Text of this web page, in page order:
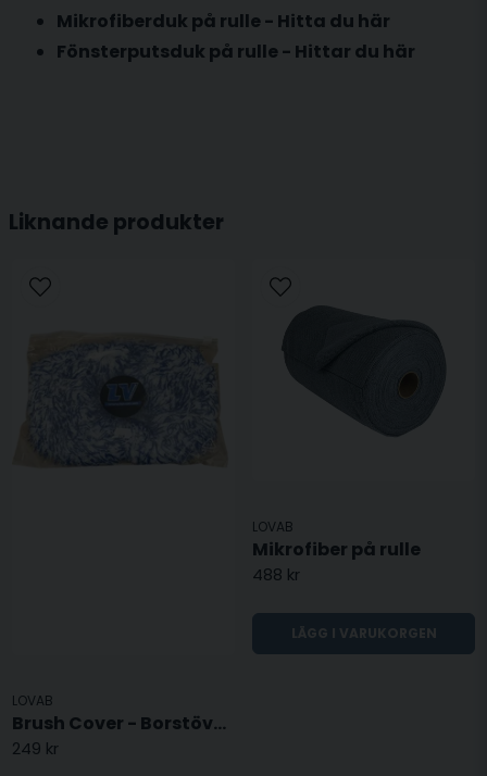
Mikrofiberduk på rulle - Hitta du här
Fönsterputsduk på rulle - Hittar du här
Liknande produkter
LOVAB
Brush Cover - Borstöverdrag
249 kr
LOVAB
Mikrofiber på rulle
488 kr
LÄGG I VARUKORGEN